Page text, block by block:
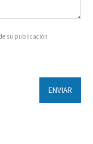
su publicación
ENVIAR